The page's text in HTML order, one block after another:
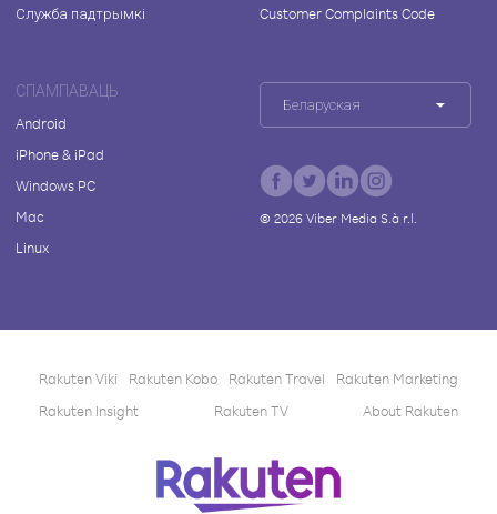
Служба падтрымкі
Customer Complaints Code
СПАМПАВАЦЬ
Android
iPhone & iPad
Windows PC
Mac
Linux
Беларуская
© 2026Viber Media S.à r.l.
Rakuten Viki Rakuten Kobo Rakuten Travel
Rakuten Marketing
Rakuten Insight
Rakuten TV About Rakuten